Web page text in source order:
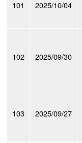
101 2025/10/04
102 2025/09/30
103 2025/09/27